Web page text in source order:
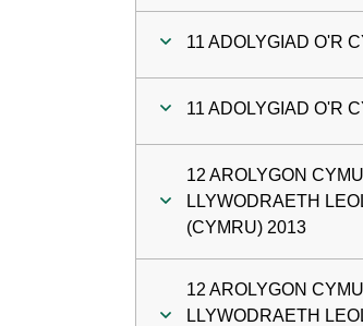
11 ADOLYGIAD O'R
11 ADOLYGIAD O'R
12 AROLYGON
LLYWODRAETH
(CYMRU) 2013
12 AROLYGON
LLYWODRAETH